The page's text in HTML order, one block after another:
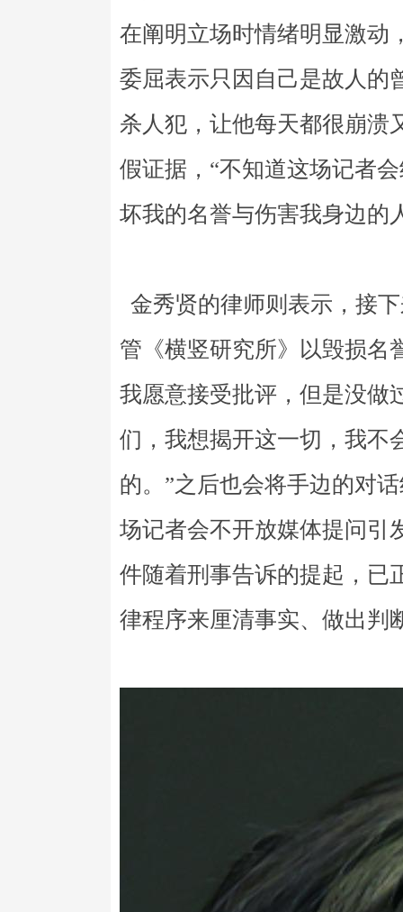
在阐明立场时情绪明显激动
委屈表示只因自己是故人的
杀人犯，让他每天都很崩溃
假证据，“不知道这场记者
坏我的名誉与伤害我身边的
金秀贤的律师则表示，接
管《横竖研究所》以毁损名
我愿意接受批评，但是没做
们，我想揭开这一切，我不
的。”之后也会将手边的对
场记者会不开放媒体提问引
件随着刑事告诉的提起，已
律程序来厘清事实、做出判